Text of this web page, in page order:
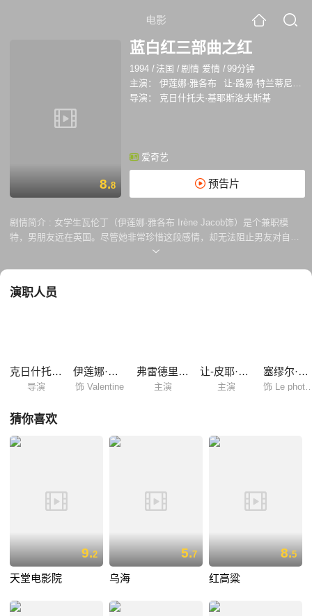
电影
8.8
蓝白红三部曲之红
1994 / 法国 /剧情 爱情 /99分钟
主演：
伊莲娜·雅各布 让-路易·特兰蒂尼昂
导演：
克日什托夫·基耶斯洛夫斯基
爱奇艺
预告片
剧情简介 : 女学生瓦伦丁（伊莲娜·雅各布 Irène Jacob饰）是个兼职模
特，男朋友远在英国。尽管她非常珍惜这段感情，却无法阻止男友对自己
的猜忌。 退休法官（简-路易斯·特林提格南特 Jean-Louis Trintignant饰）
丁之后，他冰封多年的情感开始融化。 法律系学生奥古斯特（简·皮埃尔·
觉得对方似曾相识……
演职人员
克日什托夫·基耶斯洛夫斯基
导演
伊莲娜·雅各布
饰 Valentine
弗雷德里奎·费德
主演
让-皮耶·罗利特
主演
塞缪尔·勒·比汉
猜你喜欢
9.2
天堂电影院
5.7
乌海
8.5
红高粱